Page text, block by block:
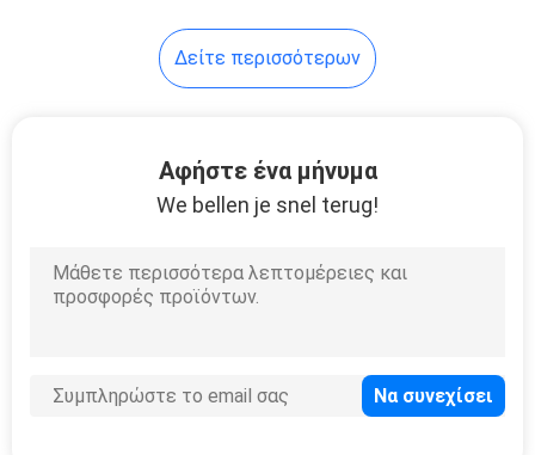
Επίδειξη δίσκων
PDQ
16
Δείτε περισσότερων
Αφήστε ένα μήνυμα
We bellen je snel terug!